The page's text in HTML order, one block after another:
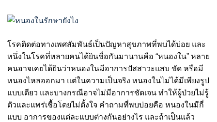
โรคติดต่อทางเพศสัมพันธ์เป็นปัญหาสุขภาพที่พบได้บ่อย และ
หนึ่งในโรคที่หลายคนได้ยินชื่อกันมานานคือ “หนองใน” หลาย
คนอาจเคยได้ยินว่าหนองในมีอาการปัสสาวะแสบ ขัด หรือมี
หนองไหลออกมา แต่ในความเป็นจริง หนองในไม่ได้มีเพียงรูป
แบบเดียว และบางกรณีอาจไม่มีอาการชัดเจน ทำให้ผู้ป่วยไม่รู้
ตัวและแพร่เชื้อโดยไม่ตั้งใจ คำถามที่พบบ่อยคือ หนองในมีกี่
แบบ อาการของแต่ละแบบต่างกันอย่างไร และถ้าเป็นแล้ว